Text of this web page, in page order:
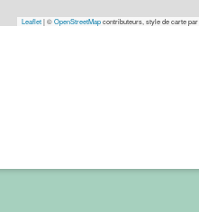
Leaflet|©OpenStreetMapcontributeurs, style de carte par